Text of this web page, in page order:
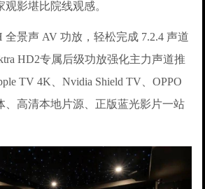
影堪比院线观感。
全景声 AV 功放，轻松完成 7.2.4 声道
HD2专属后级功放强化主力声道推
TV 4K、Nvidia Shield TV、OPPO
、高清本地片源、正版蓝光影片一站